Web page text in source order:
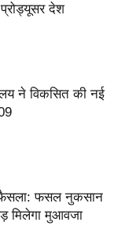
देश
ने विकसित की नई
फैसला: फसल नुकसान
मिलेगा मुआवजा